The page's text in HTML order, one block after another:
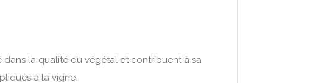
dans la qualité du végétal et contribuent à sa
à la vigne.